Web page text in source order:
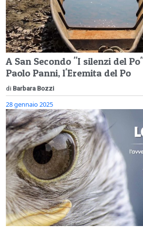
A San Secondo "I silenzi del
Paolo Panni, l'Eremita del Po
di Barbara Bozzi
28 gennaio 2025